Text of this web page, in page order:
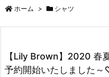
ホーム > シャツ
【Lily Brown】2020 春
予約開始いたしました